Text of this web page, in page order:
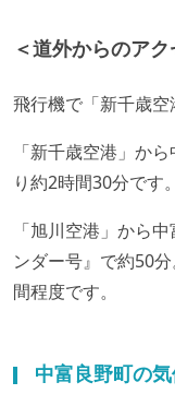
＜道外からのアク
飛行機で「新千歳空
「新千歳空港」か
り約2時間30分です。
「旭川空港」から
ンダー号』で約50
間程度です。
中富良野町の